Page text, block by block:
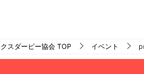
スダービー協会 TOP イベント